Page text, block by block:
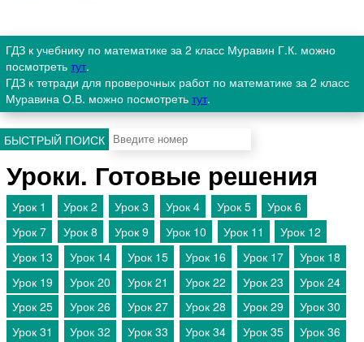
ГДЗ к учебнику по математике за 2 класс Муравин Г.К. можно
посмотреть тут.
ГДЗ к тетради для проверочных работ по математике за 2 класс
Муравина О.В. можно посмотреть тут.
БЫСТРЫЙ ПОИСК
Уроки. Готовые решения
Урок 1 Урок 2 Урок 3 Урок 4 Урок 5
Урок 6
Урок 7
Урок 8 Урок 9 Урок 10 Урок 11
Урок 12
Урок 13
Урок 14 Урок 15 Урок 16 Урок 17
Урок 18
Урок 19
Урок 20 Урок 21 Урок 22 Урок 23
Урок 24
Урок 25
Урок 26 Урок 27 Урок 28 Урок 29
Урок 30
Урок 31
Урок 32 Урок 33 Урок 34 Урок 35 Урок 36